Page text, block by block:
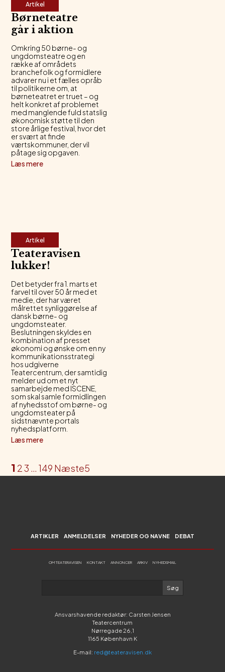
Artikel
Børneteatre
går i aktion
Omkring 50 børne- og
ungdomsteatre og en
række af områdets
branchefolk og formidlere
advarer nu i et fælles opråb
til politikerne om, at
børneteatret er truet – og
helt konkret af problemet
med manglende fuld statslig
økonomisk støtte til den
store årlige festival, hvor det
er svært at finde
værtskommuner, der vil
påtage sig opgaven.
Læs mere
Artikel
Teateravisen
lukker!
Det betyder fra 1. marts et
farvel til over 50 år med et
medie, der har været
målrettet synliggørelse af
dansk børne- og
ungdomsteater.
Beslutningen skyldes en
kombination af presset
økonomi og ønske om en ny
kommunikationsstrategi
hos udgiverne
Teatercentrum, der samtidig
melder ud om et nyt
samarbejde med ISCENE,
som skal samle formidlingen
af nyhedsstof om børne- og
ungdomsteater på
sidstnævnte portals
nyhedsplatform.
Læs mere
1 2 3 … 149 Næste
ARTIKLER ANMELDELSER NYHEDER OG NAVNE DEBAT
OM TEATERAVISEN KONTAKT ANNONCER ARKIV NYHEDSMAIL
Ansvarshavende redaktør: Carsten Jensen
Teatercentrum
Nørregade 26,1
1165 København K
E-mail: red@teateravisen.dk